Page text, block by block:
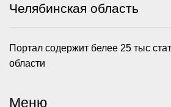
Челябинская область
Портал содержит белее 25 тыс
области
Меню